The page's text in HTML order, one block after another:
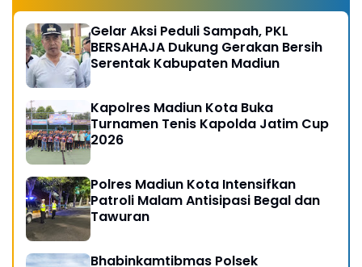
Gelar Aksi Peduli Sampah, PKL
BERSAHAJA Dukung Gerakan Bersih
Serentak Kabupaten Madiun
Kapolres Madiun Kota Buka
Turnamen Tenis Kapolda Jatim Cup
2026
Polres Madiun Kota Intensifkan
Patroli Malam Antisipasi Begal dan
Tawuran
Bhabinkamtibmas Polsek